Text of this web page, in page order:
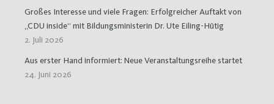
Großes Interesse und viele Fragen: Erfolgreicher Auftakt von
„CDU inside“ mit Bildungsministerin Dr. Ute Eiling-Hütig
2. Juli 2026
Aus erster Hand informiert: Neue Veranstaltungsreihe startet
24. Juni 2026